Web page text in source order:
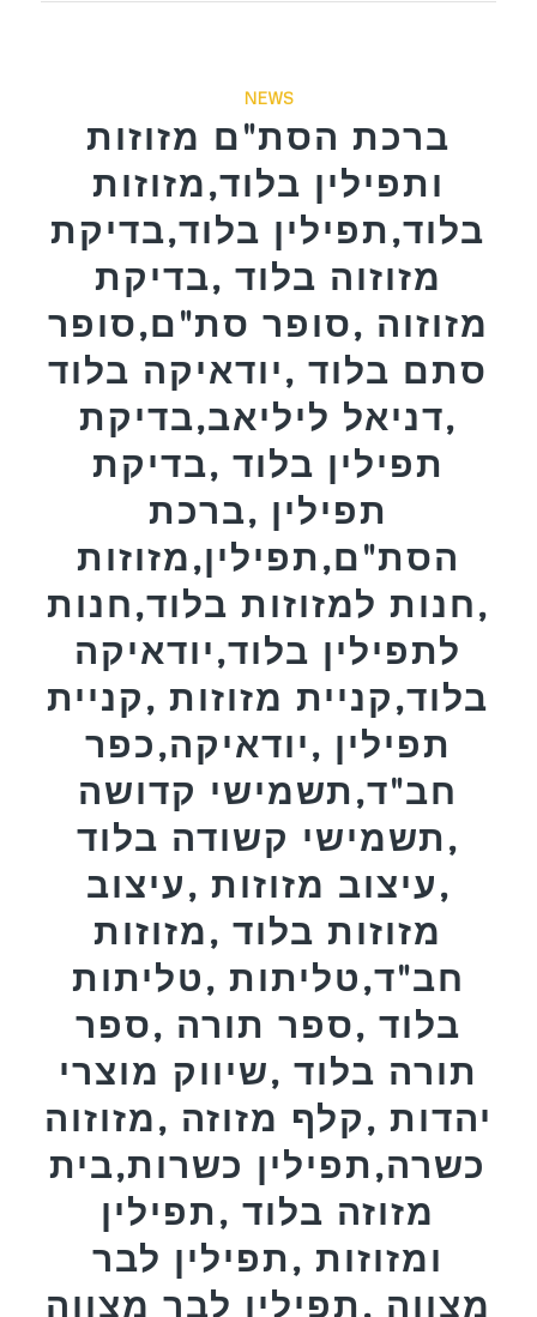
NEWS
ברכת הסת"ם מזוזות
ותפילין בלוד,מזוזות
בלוד,תפילין בלוד,בדיקת
מזוזוה בלוד ,בדיקת
מזוזוה ,סופר סת"ם,סופר
סתם בלוד ,יודאיקה בלוד
,דניאל ליליאב,בדיקת
תפילין בלוד ,בדיקת
תפילין ,ברכת
הסת"ם,תפילין,מזוזות
,חנות למזוזות בלוד,חנות
לתפילין בלוד,יודאיקה
בלוד,קניית מזוזות ,קניית
תפילין ,יודאיקה,כפר
חב"ד,תשמישי קדושה
,תשמישי קשודה בלוד
,עיצוב מזוזות ,עיצוב
מזוזות בלוד ,מזוזות
חב"ד,טליתות ,טליתות
בלוד ,ספר תורה ,ספר
תורה בלוד ,שיווק מוצרי
יהדות ,קלף מזוזה ,מזוזוה
כשרה,תפילין כשרות,בית
מזוזה בלוד ,תפילין
ומזוזות ,תפילין לבר
מצווה ,תפילין לבר מצווה